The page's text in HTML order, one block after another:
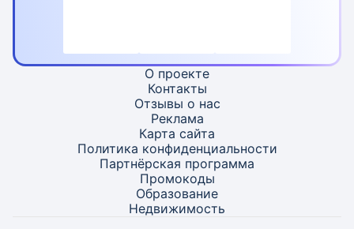
О проекте
Контакты
Отзывы о нас
Реклама
Карта сайта
Политика конфиденциальности
Партнёрская программа
Промокоды
Образование
Недвижимость